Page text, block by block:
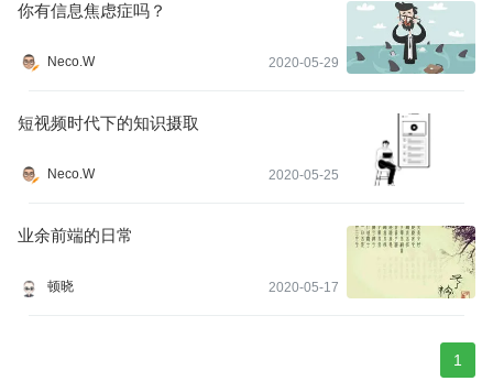
你有信息焦虑症吗？
Neco.W 2020-05-29
短视频时代下的知识摄取
Neco.W 2020-05-25
业余前端的日常
顿晓 2020-05-17
1